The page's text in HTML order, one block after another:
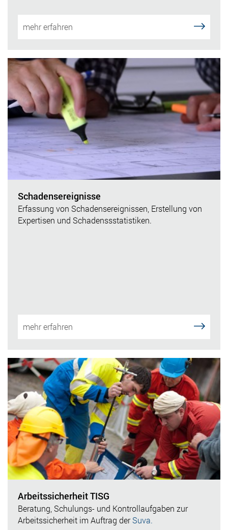
mehr erfahren
Schadensereignisse
Erfassung von Schadensereignissen, Erstellung von
Expertisen und Schadenssstatistiken.
mehr erfahren
Arbeitssicherheit TISG
Beratung, Schulungs- und Kontrollaufgaben zur
Arbeitssicherheit im Auftrag derSuva.